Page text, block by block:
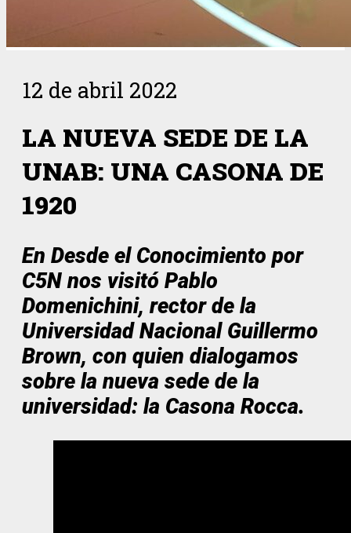
12 de abril 2022
LA NUEVA SEDE DE LA
UNAB: UNA CASONA DE
1920
En Desde el Conocimiento por
C5N nos visitó Pablo
Domenichini, rector de la
Universidad Nacional Guillermo
Brown, con quien dialogamos
sobre la nueva sede de la
universidad: la Casona Rocca.